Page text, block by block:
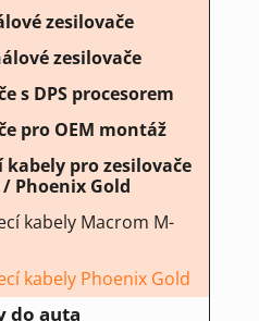
zesilovače
zesilovače
s DPS procesorem
pro OEM montáž
kabely pro zesilovače
Phoenix Gold
kabely Macrom M-
kabely Phoenix Gold
do auta